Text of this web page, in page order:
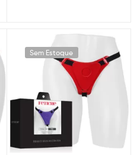
Sem Estoque